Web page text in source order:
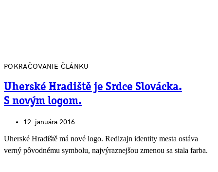
POKRAČOVANIE ČLÁNKU
Uherské Hradiště je Srdce Slovácka.
S novým logom.
12. januára 2016
Uherské Hradiště má nové logo. Redizajn identity mesta ostáva
verný pôvodnému symbolu, najvýraznejšou zmenou sa stala farba.